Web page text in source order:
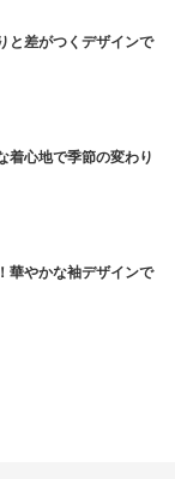
と差がつくデザインで
着心地で季節の変わり
華やかな袖デザインで